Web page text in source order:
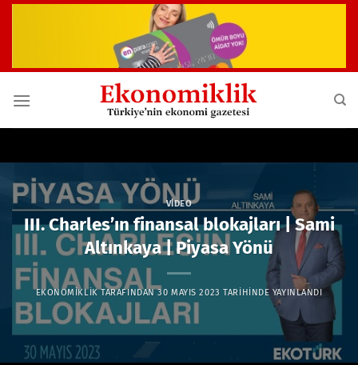
VIDEO
III. Charles’ın finansal blokajları | Sami
Altınkaya | Piyasa Yönü
EKONOMIKLIKTARAFINDAN 30 MAYIS 2023 TARIHINDE YAYINLANDI